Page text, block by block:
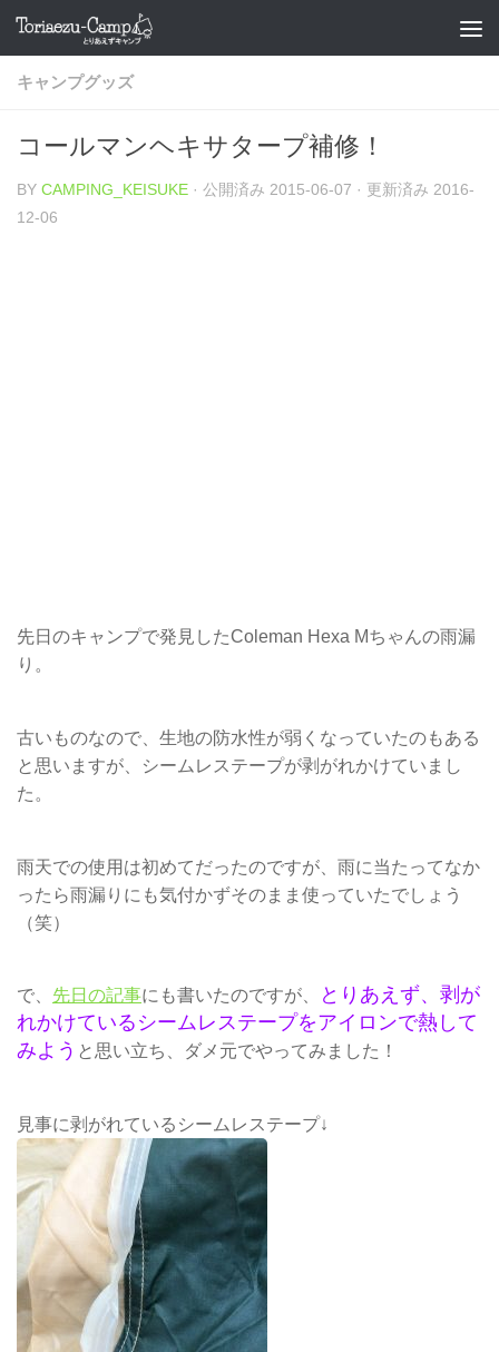
コンテンツへスキップ
キャンプグッズ
コールマンヘキサタープ補修！
BY CAMPING_KEISUKE · 公開済み 2015-06-07 · 更新済み 2016-
12-06
先日のキャンプで発見したColeman Hexa Mちゃんの雨漏
り。
古いものなので、生地の防水性が弱くなっていたのもある
と思いますが、シームレステープが剥がれかけていまし
た。
雨天での使用は初めてだったのですが、雨に当たってなか
ったら雨漏りにも気付かずそのまま使っていたでしょう
（笑）
で、 先日の記事にも書いたのですが、
とりあえず、剥が
れかけているシームレステープをアイロンで熱して
みよう と思い立ち、ダメ元でやってみました！
見事に剥がれているシームレステープ↓